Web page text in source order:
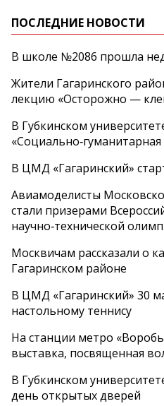
ПОСЛЕДНИЕ НОВОСТИ
В школе №2086 прошла
Жители Гагаринского
лекцию «Осторожно —
В Губкинском
«Социально‑гуманитарная
В ЦМД «Гагаринский»
Авиамоделисты
стали призерами
научно‑технической
Москвичам рассказали о
Гагаринском районе
В ЦМД «Гагаринский» 30
настольному теннису
На станции метро
выставка, посвященная
В Губкинском
день открытых дверей